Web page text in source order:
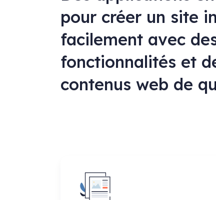
pour créer un site
facilement avec
fonctionnalités et
contenus web de